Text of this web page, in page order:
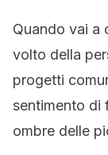
Quando vai a
volto della
progetti
sentimento di
ombre delle